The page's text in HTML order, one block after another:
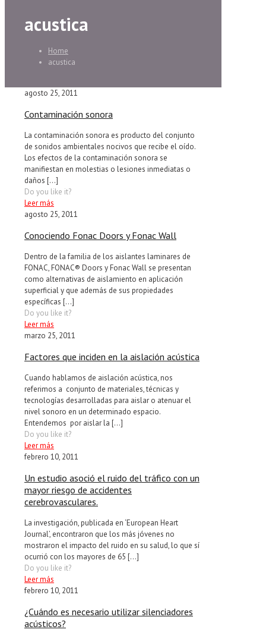
acustica
Home
acustica
agosto 25, 2011
Contaminación sonora
La contaminación sonora es producto del conjunto
de sonidos ambientales nocivos que recibe el oído.
Los efectos de la contaminación sonora se
manifiestan en molestias o lesiones inmediatas o
daños […]
Do you like it?
Leer más
agosto 25, 2011
Conociendo Fonac Doors y Fonac Wall
Dentro de la familia de los aislantes laminares de
FONAC, FONAC® Doors y Fonac Wall se presentan
como alternativas de aislamiento en aplicación
superficial y que además de sus propiedades
específicas […]
Do you like it?
Leer más
marzo 25, 2011
Factores que inciden en la aislación acústica
Cuando hablamos de aislación acústica, nos
referimos a conjunto de materiales, técnicas y
tecnologías desarrolladas para aislar o atenuar el
nivel sonoro en un determinado espacio.
Entendemos por aislar la […]
Do you like it?
Leer más
febrero 10, 2011
Un estudio asoció el ruido del tráfico con un
mayor riesgo de accidentes
cerebrovasculares.
La investigación, publicada en ‘European Heart
Journal’, encontraron que los más jóvenes no
mostraron el impacto del ruido en su salud, lo que sí
ocurrió con los mayores de 65 […]
Do you like it?
Leer más
febrero 10, 2011
¿Cuándo es necesario utilizar silenciadores
acústicos?